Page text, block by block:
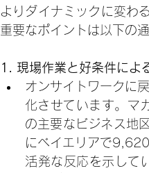
よりダイナミックに変わ
重要なポイントは以下の通
1. 現場作業と好条件によ
オンサイトワークに
化させています。マ
の主要なビジネス地
にベイエリアで
活発な反応を示して